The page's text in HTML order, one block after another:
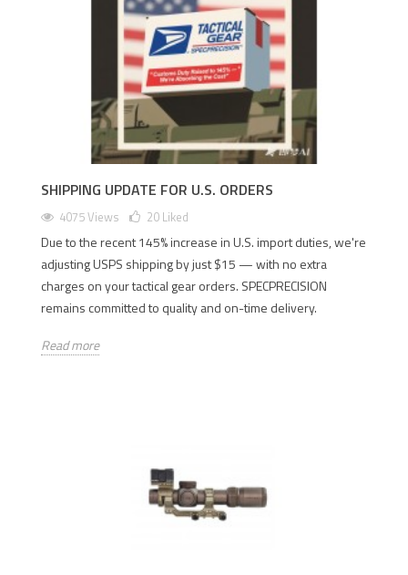
SHIPPING UPDATE FOR U.S. ORDERS
4075 Views 20 Liked
Due to the recent 145% increase in U.S. import duties, we're
adjusting USPS shipping by just $15 — with no extra
charges on your tactical gear orders. SPECPRECISION
remains committed to quality and on-time delivery.
Read more